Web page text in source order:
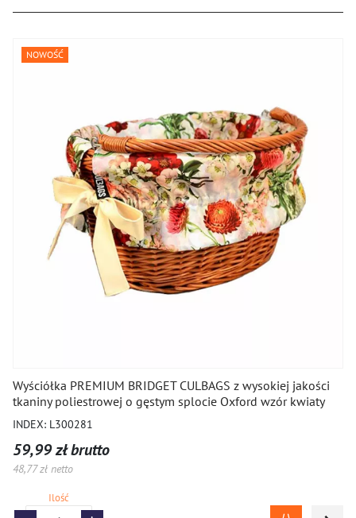
NOWOŚĆ
Wyściółka PREMIUM BRIDGET CULBAGS z wysokiej jakości
tkaniny poliestrowej o gęstym splocie Oxford wzór kwiaty
INDEX: L300281
59,99 zł brutto
48,77 zł netto
Ilość